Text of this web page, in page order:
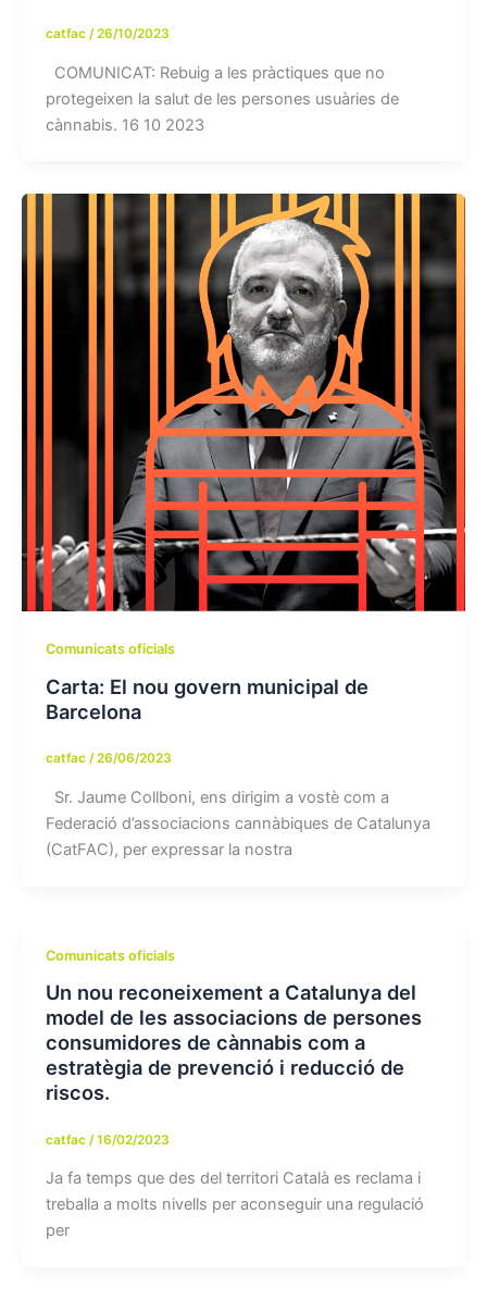
catfac /26/10/2023
COMUNICAT: Rebuig a les pràctiques que no
protegeixen la salut de les persones usuàries de
cànnabis. 16 10 2023
Comunicats oficials
Carta: El nou govern municipal de
Barcelona
catfac /26/06/2023
Sr. Jaume Collboni, ens dirigim a vostè com a
Federació d’associacions cannàbiques de Catalunya
(CatFAC), per expressar la nostra
Comunicats oficials
Un nou reconeixement a Catalunya del
model de les associacions de persones
consumidores de cànnabis com a
estratègia de prevenció i reducció de
riscos.
catfac /16/02/2023
Ja fa temps que des del territori Català es reclama i
treballa a molts nivells per aconseguir una regulació
per